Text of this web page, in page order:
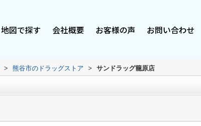
地図で探す 会社概要 お客様の声 お問い合わせ
> 熊谷市のドラッグストア > サンドラッグ籠原店